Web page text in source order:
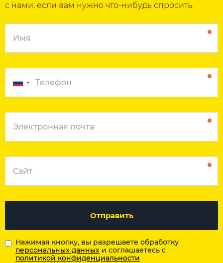
с нами, если вам нужно что-нибудь спросить.
Отправить
Нажимая кнопку, вы разрешаете обработку
персональных данных и соглашаетесь с
политикой конфиденциальности